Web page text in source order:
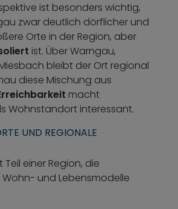
ist besonders wichtig,
zwar deutlich dörflicher und
Orte in der Region, aber
ist. Über Warngau,
bleibt der Ort regional
diese Mischung aus
macht
Wohnstandort interessant.
UND REGIONALE
einer Region, die
und Lebensmodelle